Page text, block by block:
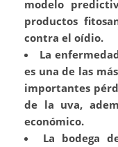
modelo
productos
contra el oídio.
La
es una de las
importantes
de la uva,
económico.
La bodega